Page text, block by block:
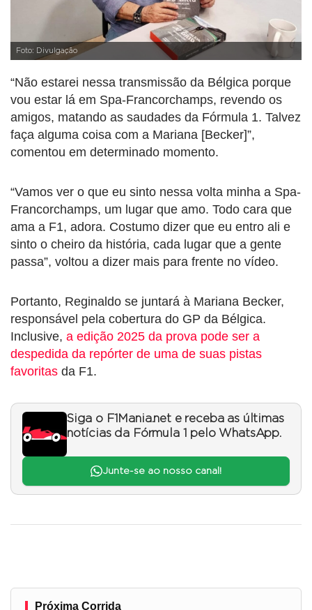
Foto: Divulgação
“Não estarei nessa transmissão da Bélgica porque
vou estar lá em Spa-Francorchamps, revendo os
amigos, matando as saudades da Fórmula 1. Talvez
faça alguma coisa com a Mariana [Becker]”,
comentou em determinado momento.
“Vamos ver o que eu sinto nessa volta minha a Spa-
Francorchamps, um lugar que amo. Todo cara que
ama a F1, adora. Costumo dizer que eu entro ali e
sinto o cheiro da história, cada lugar que a gente
passa”, voltou a dizer mais para frente no vídeo.
Portanto, Reginaldo se juntará à Mariana Becker,
responsável pela cobertura do GP da Bélgica.
Inclusive, a edição 2025 da prova pode ser a
despedida da repórter de uma de suas pistas
favoritas da F1.
Siga o F1Mania.net e receba as últimas
notícias da Fórmula 1 pelo WhatsApp.
Junte-se ao nosso canal!
Próxima Corrida